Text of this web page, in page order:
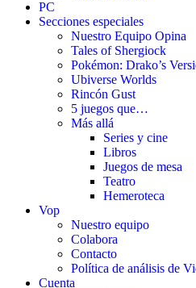
PC
Secciones especiales
Nuestro Equipo Opina
Tales of Shergiock
Pokémon: Drako’s
Ubiverse Worlds
Rincón Gust
5 juegos que…
Más allá
Series y cine
Libros
Juegos de mesa
Teatro
Hemeroteca
Vop
Nuestro equipo
Colabora
Contacto
Política de análisis de
Cuenta